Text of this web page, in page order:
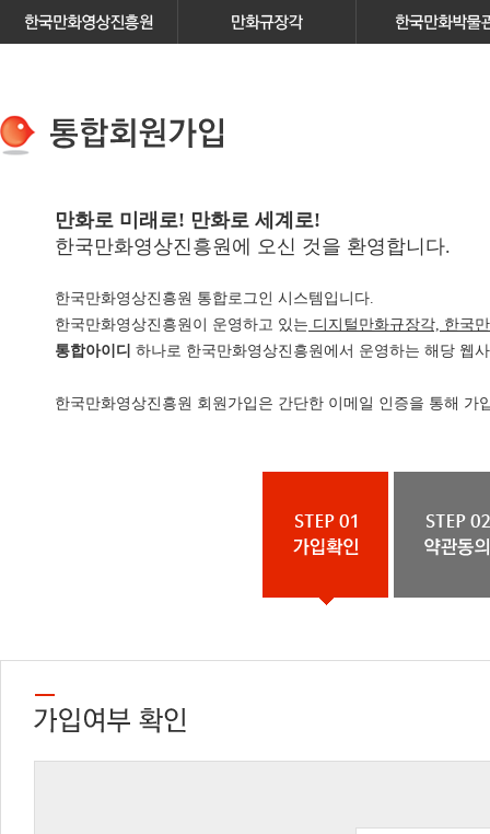
만화로 미래로! 만화로 세계로!
한국만화영상진흥원에 오신 것을 환영합니다.
한국만화영상진흥원 통합로그인 시스템입니다.
한국만화영상진흥원이 운영하고 있는 디지털만화규장각, 한국
통합아이디 하나로 한국만화영상진흥원에서 운영하는 해당 웹
한국만화영상진흥원 회원가입은 간단한 이메일 인증을 통해 가